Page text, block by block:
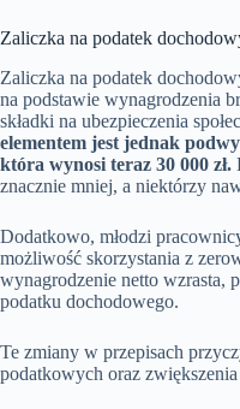
Zaliczka na podatek
Zaliczka na podatek
na podstawie wynagrodzenia
składki na ubezpieczenia
elementem jest jednak
która wynosi teraz 30 000 zł.
znacznie mniej, a niektórzy
Dodatkowo, młodzi
możliwość skorzystania z
wynagrodzenie netto wzrasta,
podatku dochodowego.
Te zmiany w przepisach
podatkowych oraz